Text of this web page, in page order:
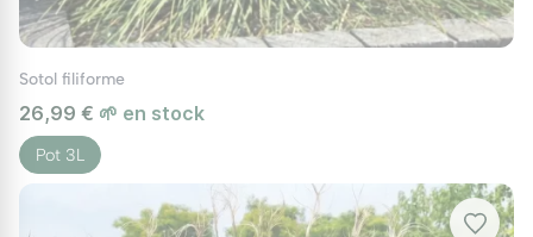
Sotol filiforme
26,99 € 🌱 en stock
Pot 3L